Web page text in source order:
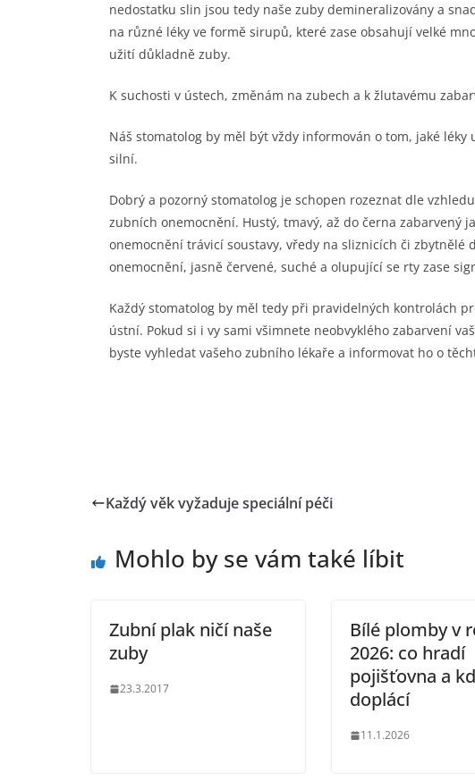
nedostatku slin jsou tedy naše zuby demineralizovány a
na různé léky ve formě sirupů, které zase obsahují velké
užití důkladně zuby.
K suchosti v ústech, změnám na zubech a k žlutavému
Náš stomatolog by měl být vždy informován o tom, jaké
silní.
Dobrý a pozorný stomatolog je schopen rozeznat dle
zubních onemocnění. Hustý, tmavý, až do černa zabarvený
onemocnění trávicí soustavy, vředy na sliznicích či zbytnělé
onemocnění, jasně červené, suché a olupující se rty zase
Každý stomatolog by měl tedy při pravidelných kontrolách
ústní. Pokud si i vy sami všimnete neobvyklého zabarvení
byste vyhledat vašeho zubního lékaře a informovat ho o
Každý věk vyžaduje speciální péči
Mohlo by se vám také líbit
Zubní plak ničí naše
zuby
23.3.2017
Bílé plomby v
2026: co hradí
pojišťovna a
doplácí
11.1.2026